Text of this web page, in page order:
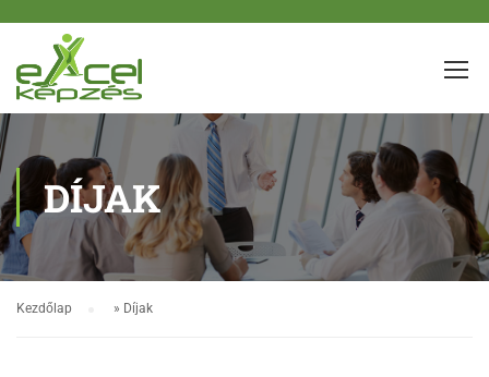
DÍJAK
Kezdőlap » Díjak